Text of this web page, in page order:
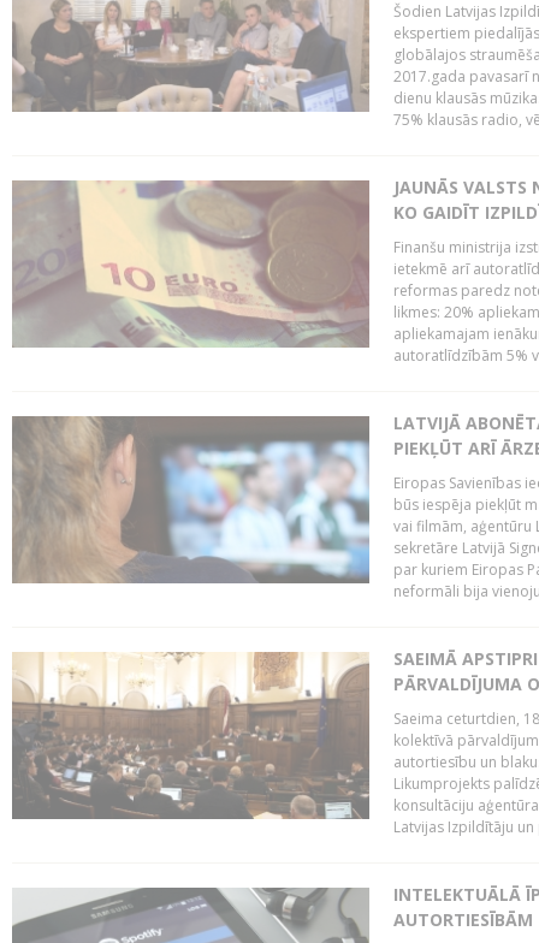
Šodien Latvijas
ekspertiem
globālajos
2017.gada pavasarī
dienu klausās
75% klausās radio,
JAUNĀS VALSTS
KO GAIDĪT
Finanšu ministrija
ietekmē arī
reformas paredz
likmes: 20%
apliekamajam
autoratlīdzībām 5%
LATVIJĀ
PIEKĻŪT ARĪ
Eiropas Savienības
būs iespēja piekļūt
vai filmām, aģentūru
sekretāre Latvijā
par kuriem Eiropas
neformāli bija
SAEIMĀ
PĀRVALDĪJUMA
Saeima ceturtdien,
kolektīvā
autortiesību un
Likumprojekts
konsultāciju
Latvijas Izpildītāju
INTELEKTUĀLĀ